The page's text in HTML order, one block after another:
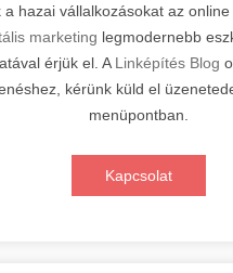
a hazai vállalkozásokat az
marketing legmodernebb
érjük el. A Linképítés Blog
kérünk küld el
menüpontban.
Kapcsolat